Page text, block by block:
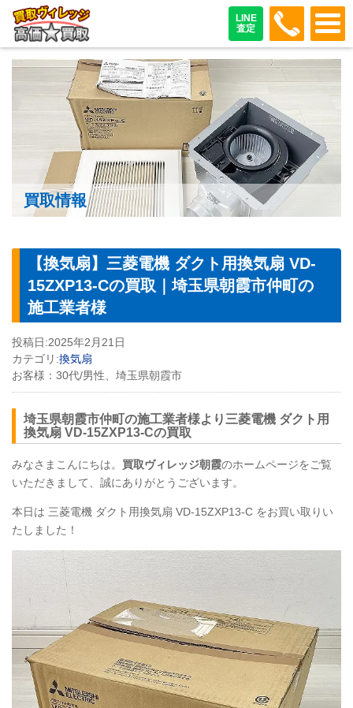
LINE
査定
048-
買取情報
【換気扇】三菱電機 ダクト用換気扇 VD-
15ZXP13-Cの買取｜埼玉県朝霞市仲町の
施工業者様
投稿日:2025年2月21日
カテゴリ:換気扇
お客様： 30代/男性、埼玉県朝霞市
埼玉県朝霞市仲町の施工業者様より三菱電機 ダクト用
換気扇 VD-15ZXP13-Cの買取
みなさまこんにちは。 買取ヴィレッジ朝霞のホームページをご覧
いただきまして、誠にありがとうございます。
本日は 三菱電機 ダクト用換気扇 VD-15ZXP13-C をお買い取りい
たしました！